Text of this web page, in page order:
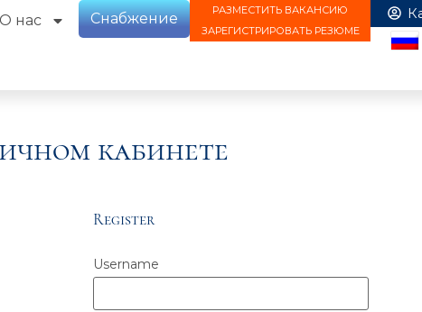
О нас Снабжение
РАЗМЕСТИТЬ ВАКАНСИЮ
ЗАРЕГИСТРИРОВАТЬ РЕЗЮМЕ
кабинете
Register
Username